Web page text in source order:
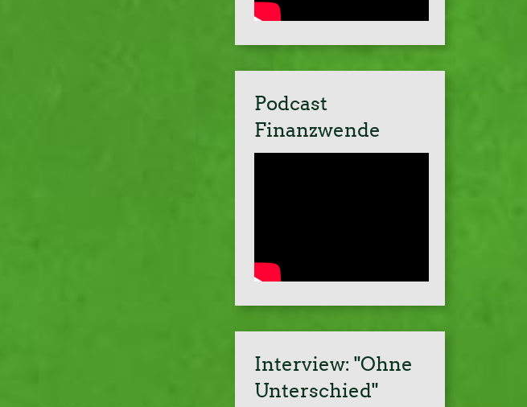
Podcast
Finanzwende
Interview: "Ohne
Unterschied"